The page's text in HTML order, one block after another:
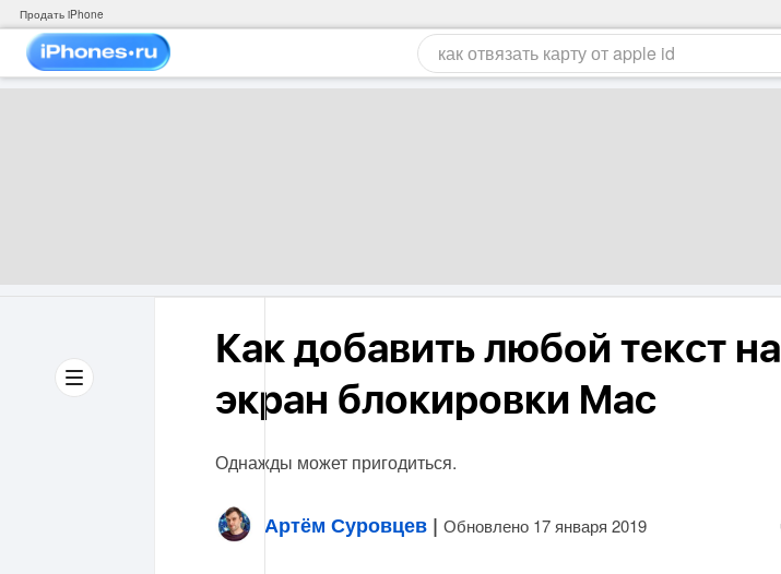
Продать iPhone
Как добавить любой текст на
экран блокировки Mac
Однажды может пригодиться.
Артём Суровцев | Обновлено 17 января 2019